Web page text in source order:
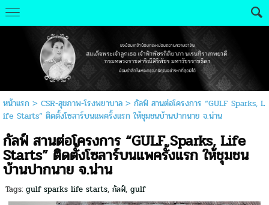
หน้าแรก> CSR-สุขภาพ-โรงพยาบาล> กัลฟ์ สานต่อโครงการ “GULF Sparks, L
ife Starts” ติดตั้งโซลาร์บนแพครั้งแรก ให้ชุมชนบ้านปากนาย จ.น่าน
กัลฟ์ สานต่อโครงการ “GULF Sparks, Life
Starts” ติดตั้งโซลาร์บนแพครั้งแรก ให้ชุมชน
บ้านปากนาย จ.น่าน
Tags: gulf sparks life starts, กัลฟ์, gulf